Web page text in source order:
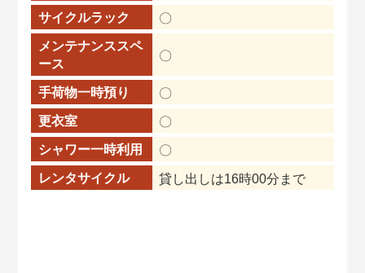
サイクルラック
〇
メンテナンススペ
ース
〇
手荷物一時預り
〇
更衣室
〇
シャワー一時利用
〇
レンタサイクル
貸し出しは16時00分まで